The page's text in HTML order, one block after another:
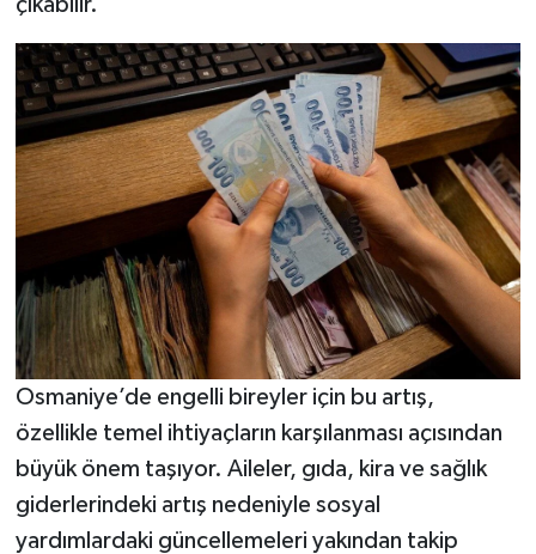
Osmaniye’de engelli bireyler için bu artış,
özellikle temel ihtiyaçların karşılanması açısından
büyük önem taşıyor. Aileler, gıda, kira ve sağlık
giderlerindeki artış nedeniyle sosyal
yardımlardaki güncellemeleri yakından takip